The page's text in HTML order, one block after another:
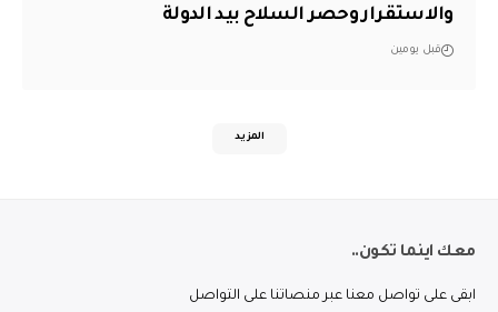
والاستقرار وحصر السلاح بيد الدولة
قبل يومين
المزيد
معك اينما تكون..
ابقى على تواصل معنا عبر منصاتنا على التواصل